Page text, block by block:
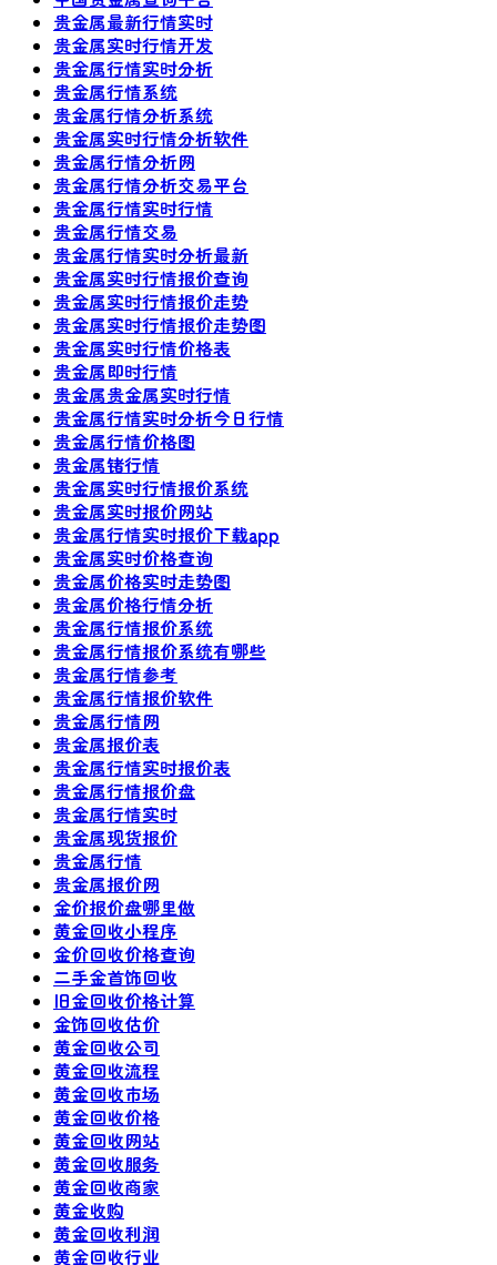
贵金属最新行情实时
贵金属实时行情开发
贵金属行情实时分析
贵金属行情系统
贵金属行情分析系统
贵金属实时行情分析软件
贵金属行情分析网
贵金属行情分析交易平台
贵金属行情实时行情
贵金属行情交易
贵金属行情实时分析最新
贵金属实时行情报价查询
贵金属实时行情报价走势
贵金属实时行情报价走势图
贵金属实时行情价格表
贵金属即时行情
贵金属贵金属实时行情
贵金属行情实时分析今日行情
贵金属行情价格图
贵金属锗行情
贵金属实时行情报价系统
贵金属实时报价网站
贵金属行情实时报价下载app
贵金属实时价格查询
贵金属价格实时走势图
贵金属价格行情分析
贵金属行情报价系统
贵金属行情报价系统有哪些
贵金属行情参考
贵金属行情报价软件
贵金属行情网
贵金属报价表
贵金属行情实时报价表
贵金属行情报价盘
贵金属行情实时
贵金属现货报价
贵金属行情
贵金属报价网
金价报价盘哪里做
黄金回收小程序
金价回收价格查询
二手金首饰回收
旧金回收价格计算
金饰回收估价
黄金回收公司
黄金回收流程
黄金回收市场
黄金回收价格
黄金回收网站
黄金回收服务
黄金回收商家
黄金收购
黄金回收利润
黄金回收行业